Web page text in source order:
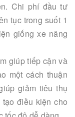
Chi phí đầu tư
tục trong suốt 1
giống xe nâng
giúp tiếp cận và
một cách thuận
giảm tiêu thụ
điều kiện cho